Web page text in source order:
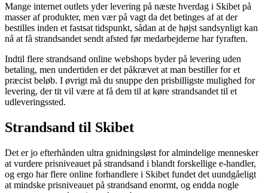
Mange internet outlets yder levering på næste hverdag i Skibet på
masser af produkter, men vær på vagt da det betinges af at der
bestilles inden et fastsat tidspunkt, sådan at de højst sandsynligt kan
nå at få strandsandet sendt afsted før medarbejderne har fyraften.
Indtil flere strandsand online webshops byder på levering uden
betaling, men undertiden er det påkrævet at man bestiller for et
præcist beløb. I øvrigt må du snuppe den prisbilligste mulighed for
levering, der tit vil være at få dem til at køre strandsandet til et
udleveringssted.
Strandsand til Skibet
Det er jo efterhånden ultra gnidningsløst for almindelige mennesker
at vurdere prisniveauet på strandsand i blandt forskellige e-handler,
og ergo har flere online forhandlere i Skibet fundet det uundgåeligt
at mindske prisniveauet på strandsand enormt, og endda nogle